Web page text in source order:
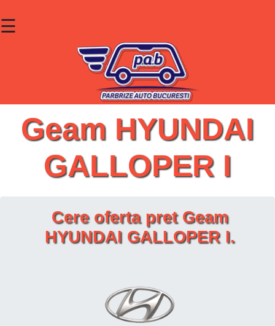
☰
Lunete
Geamuri
Contact
Geam HYUNDAI
GALLOPER I
Cere oferta pret Geam
HYUNDAI GALLOPER I.